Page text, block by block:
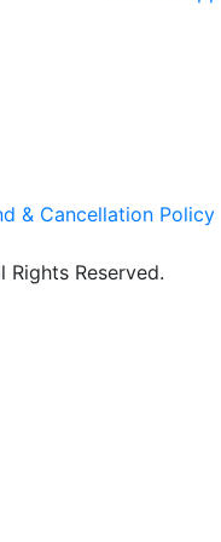
& Cancellation Policy
Reserved.